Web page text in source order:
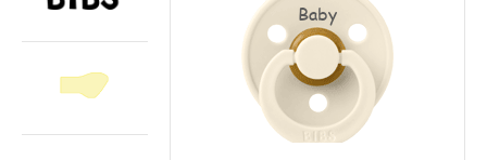
Baby